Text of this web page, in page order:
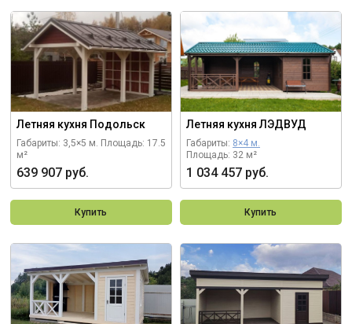
Летняя кухня Подольск
Габариты: 3,5×5 м. Площадь: 17.5
м²
639 907 руб.
Купить
Летняя кухня ЛЭДВУД
Габариты: 8×4 м.
Площадь: 32 м²
1 034 457 руб.
Купить